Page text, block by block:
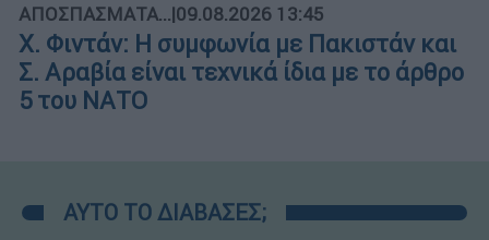
ΑΠΟΣΠΑΣΜΑΤΑ...|09.08.2026 13:45
X. Φιντάν: Η συμφωνία με Πακιστάν και
Σ. Αραβία είναι τεχνικά ίδια με το άρθρο
5 του ΝΑΤΟ
ΑΥΤΟ ΤΟ ΔΙΑΒΑΣΕΣ;